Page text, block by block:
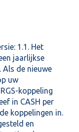
1.1. Het
jaarlijkse
Als de nieuwe
uw
koppeling
in CASH per
koppelingen in.
en